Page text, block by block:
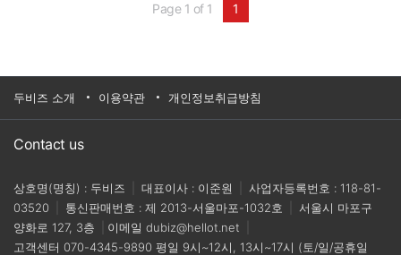
Page 1 of 1 1
두비즈 소개 이용약관 개인정보취급방침
Contact us
상호명(명칭) : 두비즈 대표이사 : 이준원
사업자등록번호 : 118-81-
03520
통신판매번호 : 제 2013-서울마포-1032호
서울시 마포구
양화로 127, 3층
이메일 dubiz@hellot.net
고객센터 070-4345-9890 평일 9시~12시, 13시~17시 (토/일/공휴일